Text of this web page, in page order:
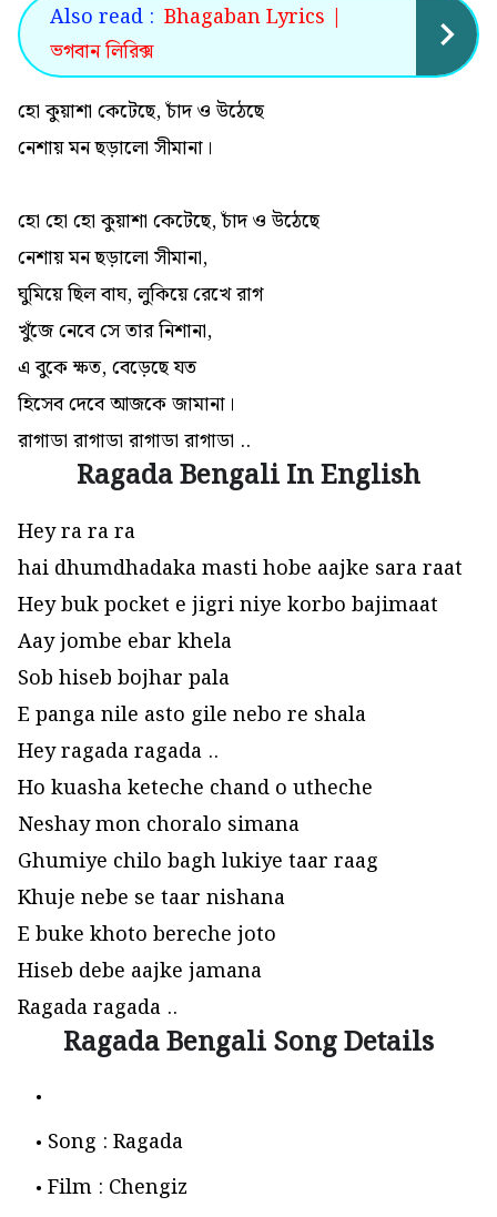
Also read : Bhagaban Lyrics |
ভগবান লিরিক্স
হো কুয়াশা কেটেছে, চাঁদ ও উঠেছে
নেশায় মন ছড়ালো সীমানা।
হো হো হো কুয়াশা কেটেছে, চাঁদ ও উঠেছে
নেশায় মন ছড়ালো সীমানা,
ঘুমিয়ে ছিল বাঘ, লুকিয়ে রেখে রাগ
খুঁজে নেবে সে তার নিশানা,
এ বুকে ক্ষত, বেড়েছে যত
হিসেব দেবে আজকে জামানা।
রাগাডা রাগাডা রাগাডা রাগাডা ..
Ragada Bengali In English
Hey ra ra ra
hai dhumdhadaka masti hobe aajke sara raat
Hey buk pocket e jigri niye korbo bajimaat
Aay jombe ebar khela
Sob hiseb bojhar pala
E panga nile asto gile nebo re shala
Hey ragada ragada ..
Ho kuasha keteche chand o utheche
Neshay mon choralo simana
Ghumiye chilo bagh lukiye taar raag
Khuje nebe se taar nishana
E buke khoto bereche joto
Hiseb debe aajke jamana
Ragada ragada ..
Ragada Bengali Song Details
Song : Ragada
Film : Chengiz